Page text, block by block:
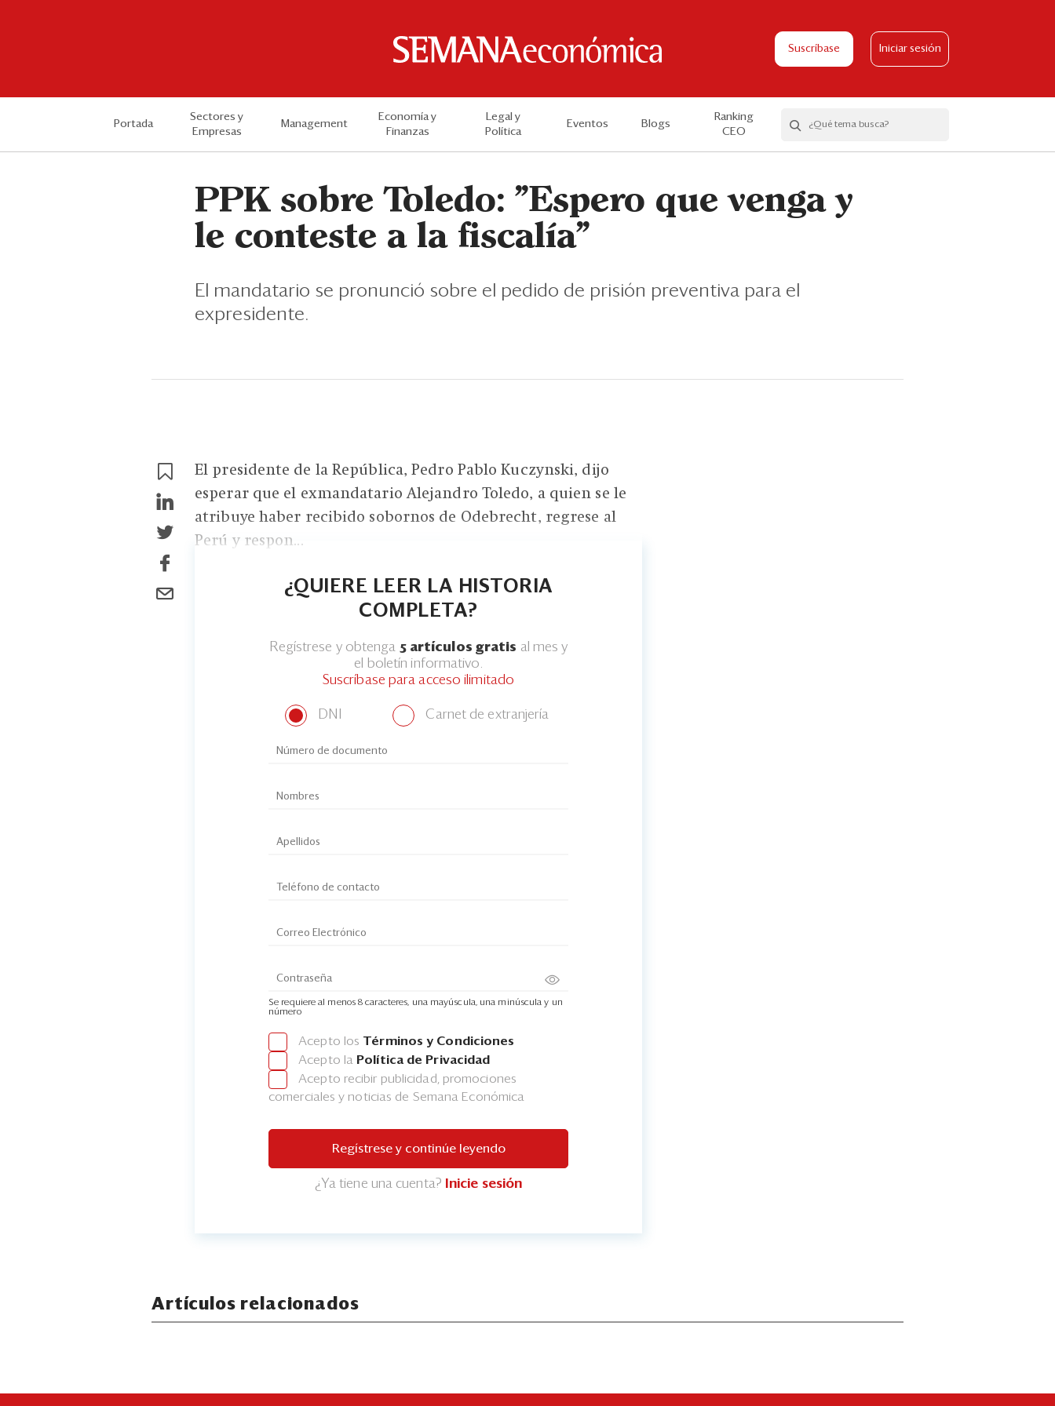
Suscríbase Iniciar sesión
Portada
Sectores y
Empresas
Management
Economía y
Finanzas
Legal y
Política
Eventos Blogs
Ranking
CEO
PPK sobre Toledo: "Espero que venga y
le conteste a la fiscalía"
El mandatario se pronunció sobre el pedido de prisión preventiva para el
expresidente.
El presidente de la República, Pedro Pablo Kuczynski, dijo
esperar que el exmandatario Alejandro Toledo, a quien se le
atribuye haber recibido sobornos de Odebrecht, regrese al
Perú y respon...
¿QUIERE LEER LA HISTORIA
COMPLETA?
Regístrese y obtenga 5 artículos gratis al mes y
el boletín informativo.
Suscríbase para acceso ilimitado
DNI Carnet de extranjería
Se requiere al menos 8 caracteres, una mayúscula, una minúscula y un
número
Acepto los Términos y Condiciones
Acepto la Política de Privacidad
Acepto recibir publicidad, promociones
comerciales y noticias de Semana Económica
Regístrese y continúe leyendo
¿Ya tiene una cuenta? Inicie sesión
Artículos relacionados